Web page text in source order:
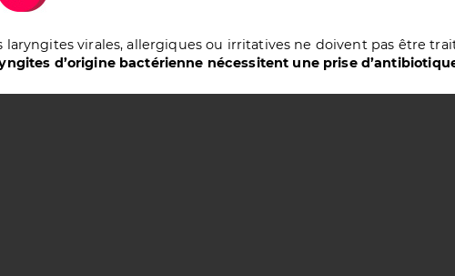
laryngites virales, allergiques ou irritatives ne doivent pas être
d’origine bactérienne nécessitent une prise